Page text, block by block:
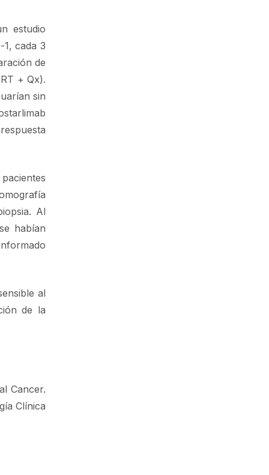
estudio
cada 3
de
+ Qx).
sin
Al
habían
al
de la
Cancer.
Clínica